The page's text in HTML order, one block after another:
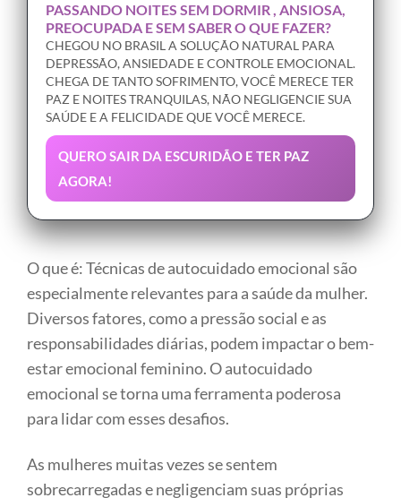
PASSANDO NOITES SEM DORMIR , ANSIOSA,
PREOCUPADA E SEM SABER O QUE FAZER?
CHEGOU NO BRASIL A SOLUÇÃO NATURAL PARA
DEPRESSÃO, ANSIEDADE E CONTROLE EMOCIONAL.
CHEGA DE TANTO SOFRIMENTO, VOCÊ MERECE TER
PAZ E NOITES TRANQUILAS, NÃO NEGLIGENCIE SUA
SAÚDE E A FELICIDADE QUE VOCÊ MERECE.
QUERO SAIR DA ESCURIDÃO E TER PAZ
AGORA!
O que é: Técnicas de autocuidado emocional são
especialmente relevantes para a saúde da mulher.
Diversos fatores, como a pressão social e as
responsabilidades diárias, podem impactar o bem-
estar emocional feminino. O autocuidado
emocional se torna uma ferramenta poderosa
para lidar com esses desafios.
As mulheres muitas vezes se sentem
sobrecarregadas e negligenciam suas próprias